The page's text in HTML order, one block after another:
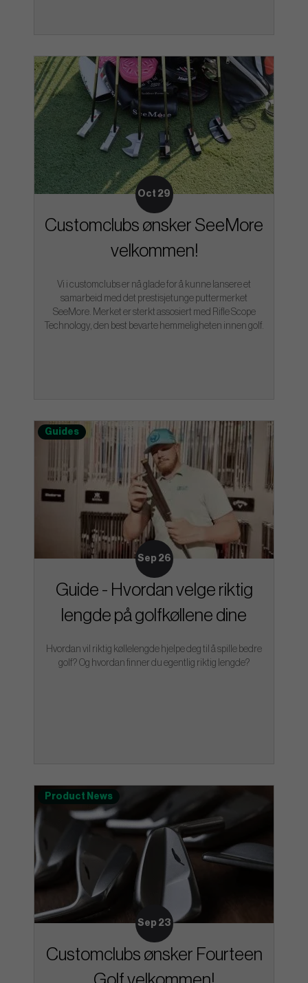
Oct 29
Customclubs ønsker SeeMore
velkommen!
Vi i customclubs er nå glade for å kunne lansere et
samarbeid med det prestisjetunge puttermerket
SeeMore. Merket er sterkt assosiert med Rifle Scope
Technology, den best bevarte hemmeligheten innen golf.
Guides
Sep 26
Guide - Hvordan velge riktig
lengde på golfkøllene dine
Hvordan vil riktig køllelengde hjelpe deg til å spille bedre
golf? Og hvordan finner du egentlig riktig lengde?
Product News
Sep 23
Customclubs ønsker Fourteen